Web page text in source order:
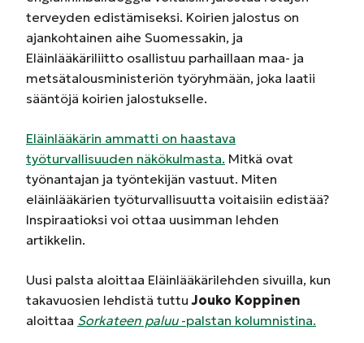
terveyden edistämiseksi. Koirien jalostus on
ajankohtainen aihe Suomessakin, ja
Eläinlääkäriliitto osallistuu parhaillaan maa- ja
metsätalousministeriön työryhmään, joka laatii
sääntöjä koirien jalostukselle.
Eläinlääkärin ammatti on haastava
työturvallisuuden näkökulmasta. Mitkä ovat
työnantajan ja työntekijän vastuut. Miten
eläinlääkärien työturvallisuutta voitaisiin edistää?
Inspiraatioksi voi ottaa uusimman lehden
artikkelin.
Uusi palsta aloittaa Eläinlääkärilehden sivuilla, kun
takavuosien lehdistä tuttuJouko Koppinen
aloittaa Sorkateen paluu-palstan kolumnistina.